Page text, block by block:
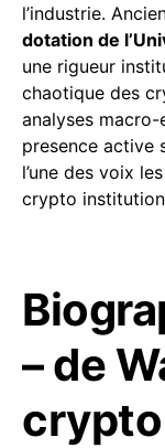
l’industrie.
dotation de
une rigueur
chaotique des
analyses
presence active
l’une des voix
crypto
– de
crypto